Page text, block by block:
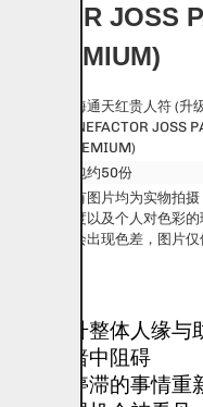
JOSS
(PREMIUM)
福海通天红贵人符 (升
BENEFACTOR JOSS
(PREMIUM)
每包约50份
所有图片均为实物拍摄
角度以及个人对色彩
能会出现色差，图片仅
场，提升整体人缘与
是非与暗中阻碍
势，让停滞的事情重